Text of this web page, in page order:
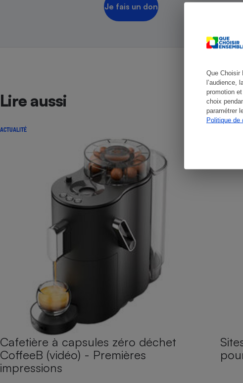
Que Choisir
l’audience,
promotion
choix
paramétrer
Politique de
Je fais un don
Lire aussi
ACTUALITÉ
Cafetière à capsules zéro déchet
CoffeeB (vidéo) - Premières
impressions
Robot ménager